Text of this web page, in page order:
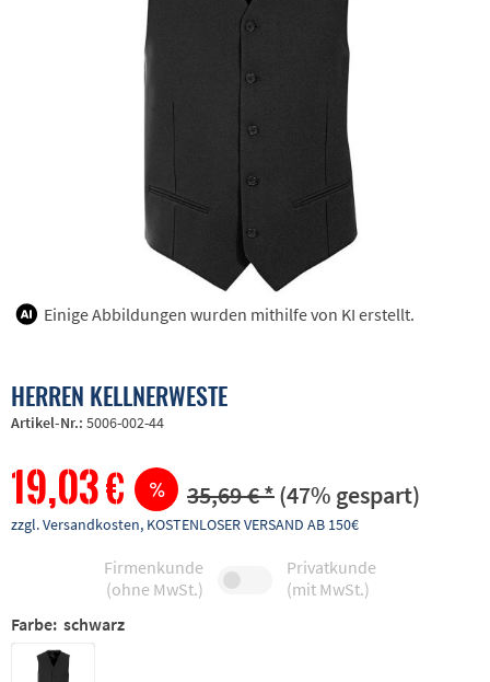
Einige Abbildungen wurden mithilfe von KI erstellt.
HERREN KELLNERWESTE
Artikel-Nr.: 5006-002-44
19,03 € 35,69 € *(47% gespart)
zzgl. Versandkosten, KOSTENLOSER VERSAND AB 150€
Firmenkunde
(ohne MwSt.)
Privatkunde
(mit MwSt.)
Farbe: schwarz